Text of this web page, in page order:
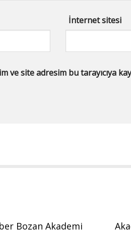
İnternet sitesi
ve site adresim bu tarayıcıya
Bozan Akademi